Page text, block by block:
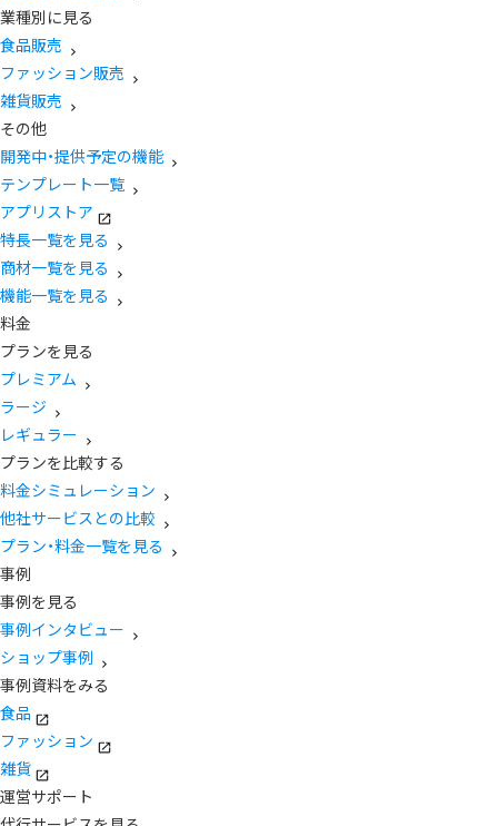
業種別に見る
食品販売
ファッション販売
雑貨販売
その他
開発中・提供予定の機能
テンプレート一覧
アプリストア
特長一覧を見る
商材一覧を見る
機能一覧を見る
料金
プランを見る
プレミアム
ラージ
レギュラー
プランを比較する
料金シミュレーション
他社サービスとの比較
プラン・料金一覧を見る
事例
事例を見る
事例インタビュー
ショップ事例
事例資料をみる
食品
ファッション
雑貨
運営サポート